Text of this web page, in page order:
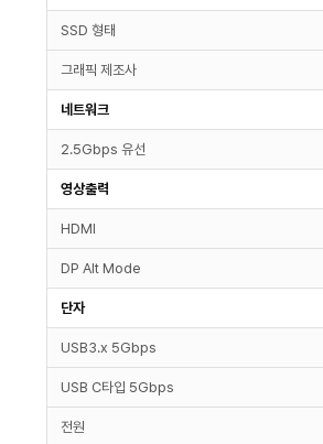
SSD 형태
그래픽 제조사
네트워크
2.5Gbps 유선
영상출력
HDMI
DP Alt Mode
단자
USB3.x 5Gbps
USB C타입 5Gbps
전원